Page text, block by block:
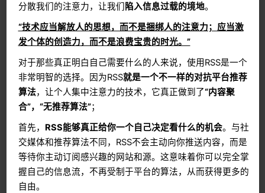
分散我们的注意力，让我们 陷入信息过载的境地。
“技术应当解放人的思想，而不是捆绑人的注意力；应当激
发个体的创造力，而不是浪费宝贵的时光。”
对于那些真正明白自己需要什么的人来说，使用RSS是一个
非常明智的选择。因为RSS就是一个不一样的对抗平台推荐
算法，让个人集中注意力的技术，它真正做到了“内容聚
合”，“无推荐算法”；
首先， RSS能够真正给你一个自己决定看什么的机会。与社
交媒体和推荐算法不同，RSS不会主动向你推送内容，而是
等待你主动订阅感兴趣的网站和源。这意味着你可以完全掌
握自己的信息流，不再受制于平台的算法，从而获得更多的
自由。